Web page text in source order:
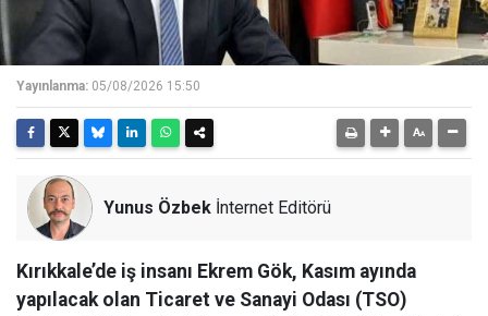
Yayınlanma: 05/08/2026 15:50
Yunus Özbek İnternet Editörü
Kırıkkale’de iş insanı Ekrem Gök, Kasım ayında
yapılacak olan Ticaret ve Sanayi Odası (TSO)